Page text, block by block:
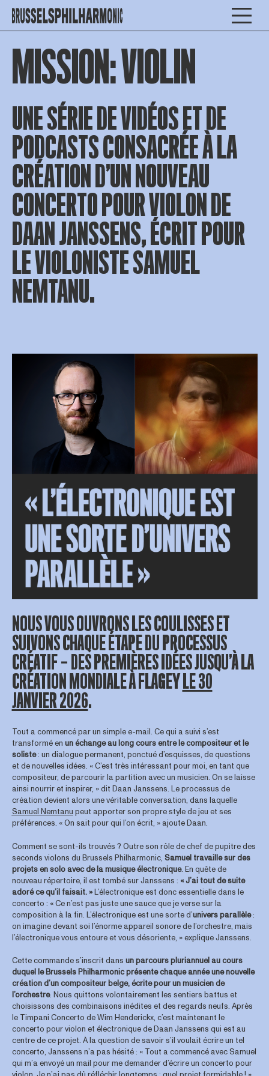
MISSION: VIOLIN
UNE SÉRIE DE VIDÉOS ET DE
PODCASTS CONSACRÉE À LA
CRÉATION D’UN NOUVEAU
CONCERTO POUR VIOLON DE
DAAN JANSSENS, ÉCRIT POUR
LE VIOLONISTE SAMUEL
NEMTANU.
NOUS VOUS OUVRONS LES COULISSES ET
SUIVONS CHAQUE ÉTAPE DU PROCESSUS
CRÉATIF — DES PREMIÈRES IDÉES JUSQU’À LA
CRÉATION MONDIALE À FLAGEY LE 30
JANVIER 2026.
Tout a commencé par un simple e-mail. Ce qui a suivi s’est
transformé en un échange au long cours entre le compositeur et le
soliste: un dialogue permanent, ponctué d’esquisses, de questions
et de nouvelles idées. « C’est très intéressant pour moi, en tant que
compositeur, de parcourir la partition avec un musicien. On se laisse
ainsi nourrir et inspirer, » dit Daan Janssens. Le processus de
création devient alors une véritable conversation, dans laquelle
Samuel Nemtanu peut apporter son propre style de jeu et ses
préférences. « On sait pour qui l’on écrit, » ajoute Daan.
Comment se sont-ils trouvés ? Outre son rôle de chef de pupitre des
seconds violons du Brussels Philharmonic, Samuel travaille sur des
projets en solo avec de la musique électronique. En quête de
nouveau répertoire, il est tombé sur Janssens : « J’ai tout de suite
adoré ce qu’il faisait. »L’électronique est donc essentielle dans le
concerto : « Ce n’est pas juste une sauce que je verse sur la
composition à la fin. L’électronique est une sorte d’univers parallèle:
on imagine devant soi l’énorme appareil sonore de l’orchestre, mais
l’électronique vous entoure et vous désoriente, » explique Janssens.
Cette commande s’inscrit dans un parcours pluriannuel au cours
duquel le Brussels Philharmonic présente chaque année une nouvelle
création d’un compositeur belge, écrite pour un musicien de
l’orchestre. Nous quittons volontairement les sentiers battus et
choisissons des combinaisons inédites et des regards neufs. Après
le Timpani Concerto de Wim Henderickx, c’est maintenant le
concerto pour violon et électronique de Daan Janssens qui est au
centre de ce projet. À la question de savoir s’il voulait écrire un tel
concerto, Janssens n’a pas hésité : « Tout a commencé avec Samuel
qui m’a envoyé un mail pour me demander d’écrire un concerto pour